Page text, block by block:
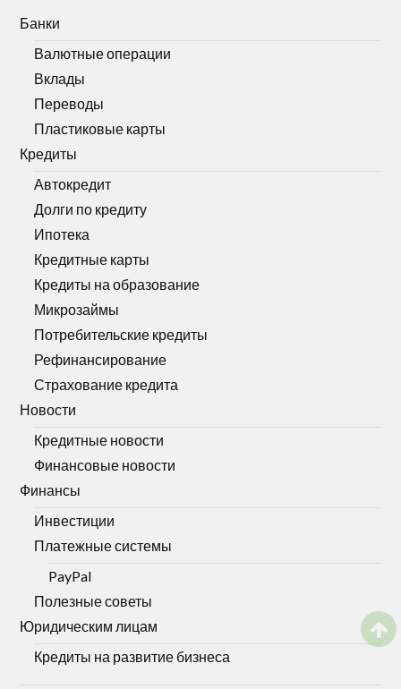
Банки
Валютные операции
Вклады
Переводы
Пластиковые карты
Кредиты
Автокредит
Долги по кредиту
Ипотека
Кредитные карты
Кредиты на образование
Микрозаймы
Потребительские кредиты
Рефинансирование
Страхование кредита
Новости
Кредитные новости
Финансовые новости
Финансы
Инвестиции
Платежные системы
PayPal
Полезные советы
Юридическим лицам
Кредиты на развитие бизнеса